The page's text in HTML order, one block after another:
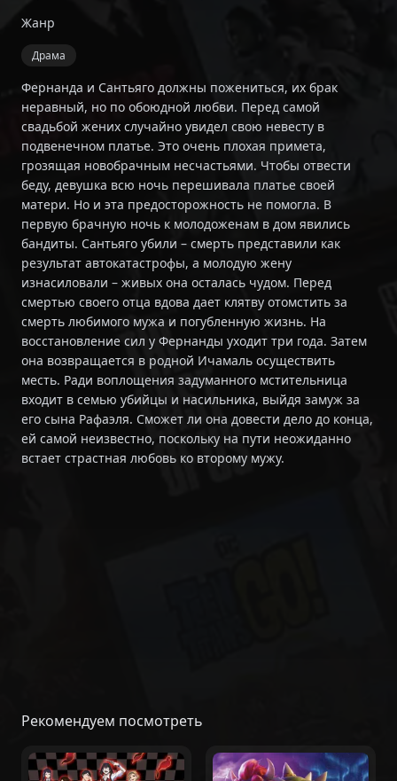
Жанр
Драма
Фернанда и Сантьяго должны пожениться, их брак
неравный, но по обоюдной любви. Перед самой
свадьбой жених случайно увидел свою невесту в
подвенечном платье. Это очень плохая примета,
грозящая новобрачным несчастьями. Чтобы отвести
беду, девушка всю ночь перешивала платье своей
матери. Но и эта предосторожность не помогла. В
первую брачную ночь к молодоженам в дом явились
бандиты. Сантьяго убили – смерть представили как
результат автокатастрофы, а молодую жену
изнасиловали – живых она осталась чудом. Перед
смертью своего отца вдова дает клятву отомстить за
смерть любимого мужа и погубленную жизнь. На
восстановление сил у Фернанды уходит три года. Затем
она возвращается в родной Ичамаль осуществить
месть. Ради воплощения задуманного мстительница
входит в семью убийцы и насильника, выйдя замуж за
его сына Рафаэля. Сможет ли она довести дело до конца,
ей самой неизвестно, поскольку на пути неожиданно
встает страстная любовь ко второму мужу.
Рекомендуем посмотреть